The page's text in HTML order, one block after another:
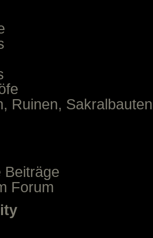
Ruinen, Sakralbauten
Beiträge
Forum